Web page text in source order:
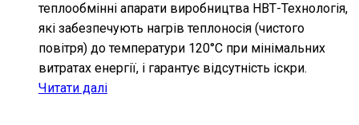
теплообмінні апарати виробництва НВТ-Технологія,
які забезпечують нагрів теплоносія (чистого
повітря) до температури 120°С при мінімальних
витратах енергії, і гарантує відсутність іскри.
Читати далі